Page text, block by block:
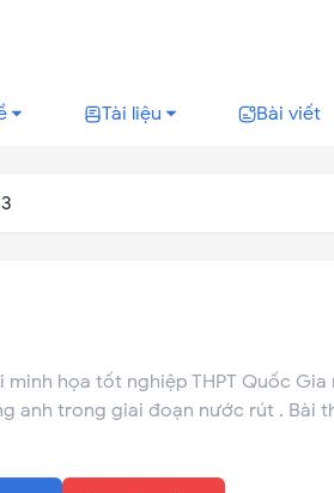
Tài liệu Bài viết
họa tốt nghiệp THPT Quốc Gia
anh trong giai đoạn nước rút . Bài